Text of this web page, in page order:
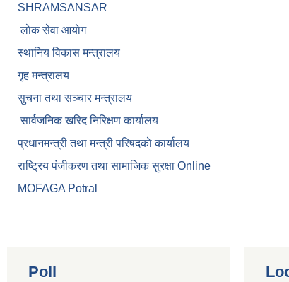
SHRAMSANSAR
लाेक सेवा आयाेग
स्थानिय विकास मन्त्रालय
गृह मन्त्रालय
सुचना तथा सञ्चार मन्त्रालय
सार्वजनिक खरिद निरिक्षण कार्यालय
प्रधानमन्त्री तथा मन्त्री परिषदकाे कार्यालय
राष्ट्रिय पंजीकरण तथा सामाजिक सुरक्षा Online
MOFAGA Potral
Poll